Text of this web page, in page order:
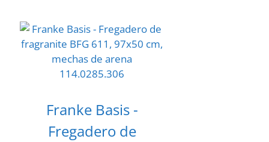
Franke Basis -
Fregadero de